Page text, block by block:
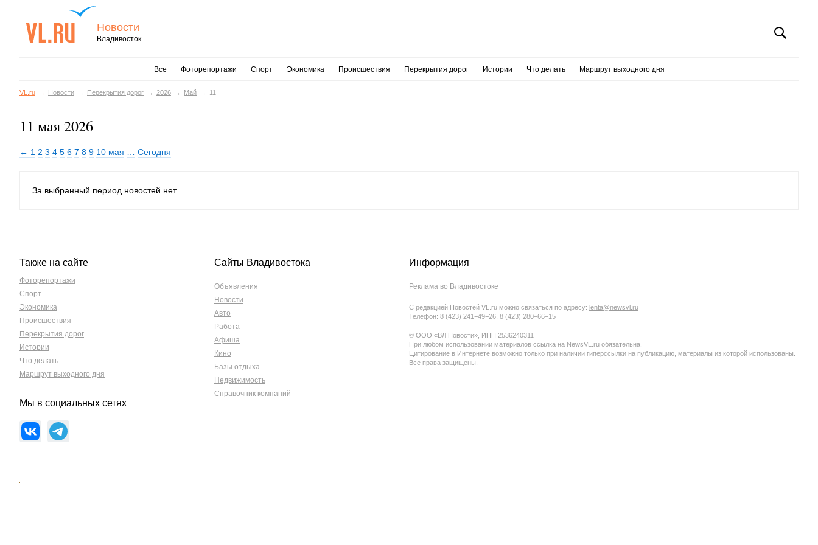
Новости
Владивосток
Все Фоторепортажи Спорт Экономика Происшествия Перекрытия дорог Истории Что делать Маршрут выходного дня
VL.ru Новости Перекрытия дорог 2026 Май 11
11 мая 2026
← 1 2 3 4 5 6 7 8 9 10 мая Сегодня
За выбранный период новостей нет.
Также на сайте
Фоторепортажи
Спорт
Экономика
Происшествия
Перекрытия дорог
Истории
Что делать
Маршрут выходного дня
Мы в социальных сетях
Сайты Владивостока
Объявления
Новости
Авто
Работа
Афиша
Кино
Базы отдыха
Недвижимость
Справочник компаний
Информация
Реклама во Владивостоке
С редакцией Новостей VL.ru можно связаться по адресу: lenta@newsvl.ru
Телефон: 8 (423) 241−49−26, 8 (423) 280−66−15
© ООО «ВЛ Новости», ИНН 2536240311
При любом использовании материалов ссылка на NewsVL.ru обязательна.
Цитирование в Интернете возможно только при наличии гиперссылки на публикацию, материалы из которой использованы.
Все права защищены.